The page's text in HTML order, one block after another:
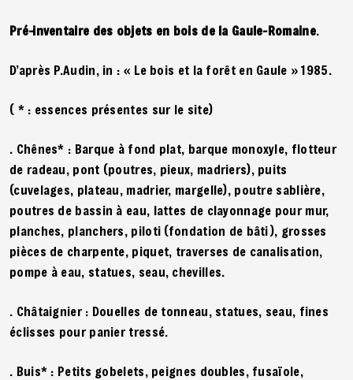
Pré-inventaire des objets en bois de la Gaule-Romaine.
D’après P.Audin, in : « Le bois et la forêt en Gaule » 1985.
( * : essences présentes sur le site)
. Chênes* : Barque à fond plat, barque monoxyle, flotteur
de radeau, pont (poutres, pieux, madriers), puits
(cuvelages, plateau, madrier, margelle), poutre sablière,
poutres de bassin à eau, lattes de clayonnage pour mur,
planches, planchers, piloti (fondation de bâti), grosses
pièces de charpente, piquet, traverses de canalisation,
pompe à eau, statues, seau, chevilles.
. Châtaignier : Douelles de tonneau, statues, seau, fines
éclisses pour panier tressé.
. Buis* : Petits gobelets, peignes doubles, fusaïole,